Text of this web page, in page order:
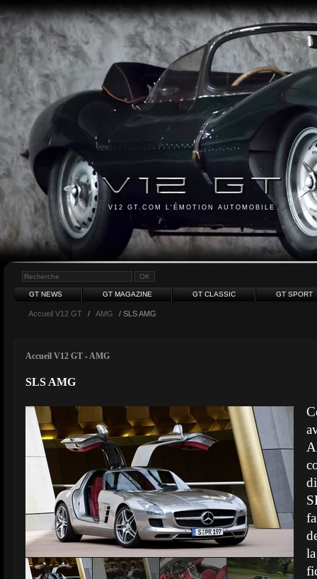
V12 GT.COM L'ÉMOTION AUTOMOBILE
GT NEWS GT MAGAZINE GT CLASSIC GT SPORT
Accueil V12 GT / AMG / SLS AMG
Accueil V12 GT -AMG
SLS AMG